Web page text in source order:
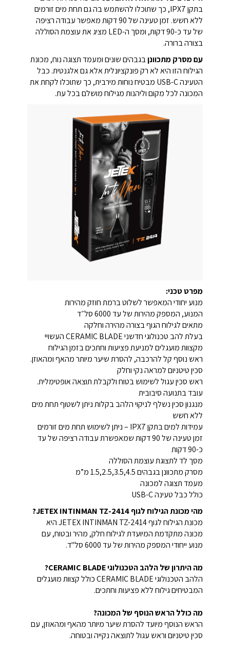
בתקן IPX7, כך שתוכלו להשתמש בה גם תחת מים זורמים
ללא חשש. זמן טעינה של 90 דקות מאפשר עבודה רציפה
של עד כ-90 דקות, ומסך ה-LED מציג את עוצמת הסוללה
בצורה ברורה.
עם מסרק מתכוונןבגבהים שונים ומעמד תצוגה נוח, מכונת
הגילוח הזו היא לא רק פונקציונלית אלא גם אלגנטית. כבל
הטעינה USB-C מבטיח נוחות מירבית, כך שתוכלו לקחת את
המכונה לכל מקום וליהנות מגילוח מושלם בכל עת.
מפרט טכני:
מנוע יחודי המאפשר לשלוט ברמת חוזק מהירות
המנוע, המספק מהירות של עד 6000 סל״ד
מתאים לגילוח הגוף בצורה מהירה וחלקה
בעלת להב טכנולוגי חדשני CERAMIC BLADE העשויי
מקצוות מועגלים למניעת פציעות וחתכים בזמן הגילוח
ראש נוסף קל להרכבה, להסרת שיער מיותר מהאף ומהאוזן.
סכין טיטניום למראה נקי וחלק
ראש סכין עגול לשימוש בטוח ולקבלת תוצאה אופטימלית.
עובד בתנועה סיבובית
מנגנון סכין נשלף לניקוי הלהב בקלות ניתן לשטוף תחת מים
ללא חשש
עמידות למים בתקן IPX7 – ניתן לשימוש תחת מים זורמים
זמן טעינה של 90 דקות שמאפשרת עבודה רציפה של עד
כ-90 דקות
מסך לד לתצוגת עוצמת הסוללה
מסרק מתכוונן בגבהים 1.5,2.5,3.5,4.5 מ”מ
מעמד תצוגה למכונה
כולל כבל טעינה USB-C
מהי מכונת הגילוח לגוף JETEX INTINMAN TZ-2414?
מכונת הגילוח לגוף JETEX INTINMAN TZ-2414 היא
מכונה מתקדמת המיועדת לגילוח חלק, מהיר ובטוח, עם
מנוע ייחודי המספק מהירות של עד 6000 סל"ד.
מה היתרון של הלהב הטכנולוגי CERAMIC BLADE?
הלהב הטכנולוגי CERAMIC BLADE כולל קצוות מועגלים
המבטיחים גילוח ללא פציעות וחתכים.
מה כולל הראש הנוסף של המכונה?
הראש הנוסף מיועד להסרת שיער מיותר מהאף ומהאוזן, עם
סכין טיטניום וראש עגול לתוצאה נקייה ובטוחה.